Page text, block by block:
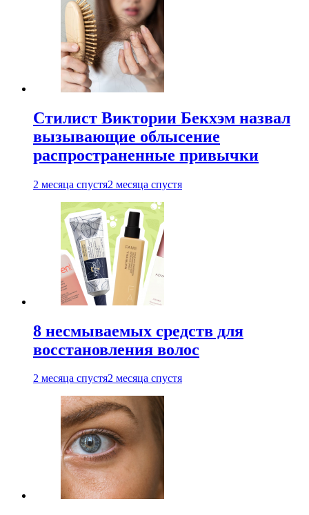
Стилист Виктории Бекхэм назвал
вызывающие облысение
распространенные привычки
2 месяца спустя2 месяца спустя
8 несмываемых средств для
восстановления волос
2 месяца спустя2 месяца спустя